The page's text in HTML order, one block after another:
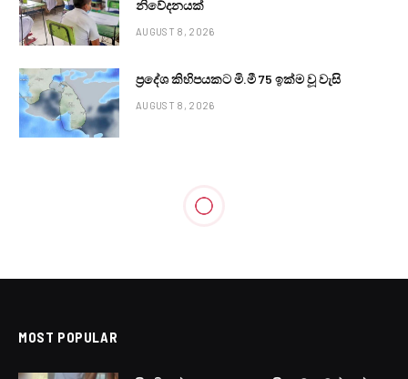
නිවේදනයක්
AUGUST 8, 2026
ප්‍රදේශ කිහිපයකට මි.මී 75 ඉක්ම වූ වැසි
AUGUST 8, 2026
MOST POPULAR